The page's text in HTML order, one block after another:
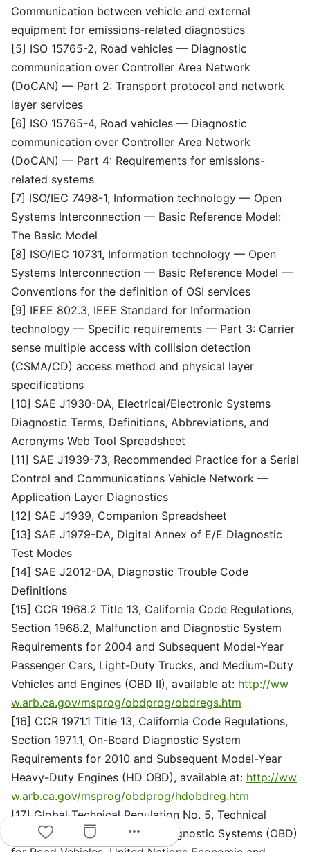
Communication between vehicle and external
equipment for emissions-related diagnostics
[5] ISO 15765-2, Road vehicles — Diagnostic
communication over Controller Area Network
(DoCAN) — Part 2: Transport protocol and network
layer services
[6] ISO 15765-4, Road vehicles — Diagnostic
communication over Controller Area Network
(DoCAN) — Part 4: Requirements for emissions-
related systems
[7] ISO/IEC 7498-1, Information technology — Open
Systems Interconnection — Basic Reference Model:
The Basic Model
[8] ISO/IEC 10731, Information technology — Open
Systems Interconnection — Basic Reference Model —
Conventions for the definition of OSI services
[9] IEEE 802.3, IEEE Standard for Information
technology — Specific requirements — Part 3: Carrier
sense multiple access with collision detection
(CSMA/CD) access method and physical layer
specifications
[10] SAE J1930-DA, Electrical/Electronic Systems
Diagnostic Terms, Definitions, Abbreviations, and
Acronyms Web Tool Spreadsheet
[11] SAE J1939-73, Recommended Practice for a Serial
Control and Communications Vehicle Network —
Application Layer Diagnostics
[12] SAE J1939, Companion Spreadsheet
[13] SAE J1979-DA, Digital Annex of E/E Diagnostic
Test Modes
[14] SAE J2012-DA, Diagnostic Trouble Code
Definitions
[15] CCR 1968.2 Title 13, California Code Regulations,
Section 1968.2, Malfunction and Diagnostic System
Requirements for 2004 and Subsequent Model-Year
Passenger Cars, Light-Duty Trucks, and Medium-Duty
Vehicles and Engines (OBD II), available at: http://ww
w.arb.ca.gov/msprog/obdprog/obdregs.htm
[16] CCR 1971.1 Title 13, California Code Regulations,
Section 1971.1, On-Board Diagnostic System
Requirements for 2010 and Subsequent Model-Year
Heavy-Duty Engines (HD OBD), available at: http://ww
w.arb.ca.gov/msprog/obdprog/hdobdreg.htm
[17] Global Technical Regulation No. 5, Technical
Requirements for On-Board Diagnostic Systems (OBD)
more_horiz